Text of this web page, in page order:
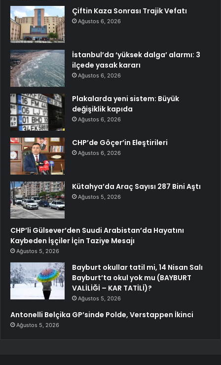
Çiftin Kaza Sonrası Trajik Vefatı
Ağustos 6, 2026
İstanbul’da ‘yüksek dalga’ alarmı: 3
ilçede yasak kararı
Ağustos 6, 2026
Plakalarda yeni sistem: Büyük
değişiklik kapıda
Ağustos 6, 2026
CHP’de Göçer’in Eleştirileri
Ağustos 6, 2026
Kütahya’da Araç Sayısı 287 Bini Aştı
Ağustos 5, 2026
CHP’li Gülsever’den Suudi Arabistan’da Hayatını
Kaybeden İşçiler İçin Taziye Mesajı
Ağustos 5, 2026
Bayburt okullar tatil mi, 14 Nisan Salı
Bayburt’ta okul yok mu (BAYBURT
VALİLİĞİ – KAR TATİLİ)?
Ağustos 5, 2026
Antonelli Belçika GP’sinde Polde, Verstappen İkinci
Ağustos 5, 2026